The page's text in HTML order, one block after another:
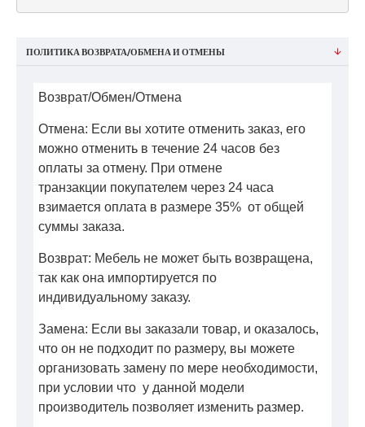
ПОЛИТИКА ВОЗВРАТА/ОБМЕНА И ОТМЕНЫ
Возврат/Обмен/Отмена
Отмена: Если вы хотите отменить заказ, его
можно отменить в течение 24 часов без
оплаты за отмену. При отмене
транзакции покупателем через 24 часа
взимается оплата в размере 35% от общей
суммы заказа.
Возврат: Мебель не может быть возвращена,
так как она импортируется по
индивидуальному заказу.
Замена: Если вы заказали товар, и оказалось,
что он не подходит по размеру, вы можете
организовать замену по мере необходимости,
при условии что у данной модели
производитель позволяет изменить размер.